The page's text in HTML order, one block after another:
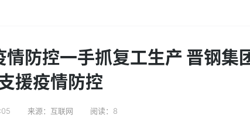
情防控一手抓复工生产 晋钢集
援疫情防控
来源：互联网 阅读：8